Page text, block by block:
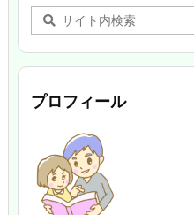
プロフィール